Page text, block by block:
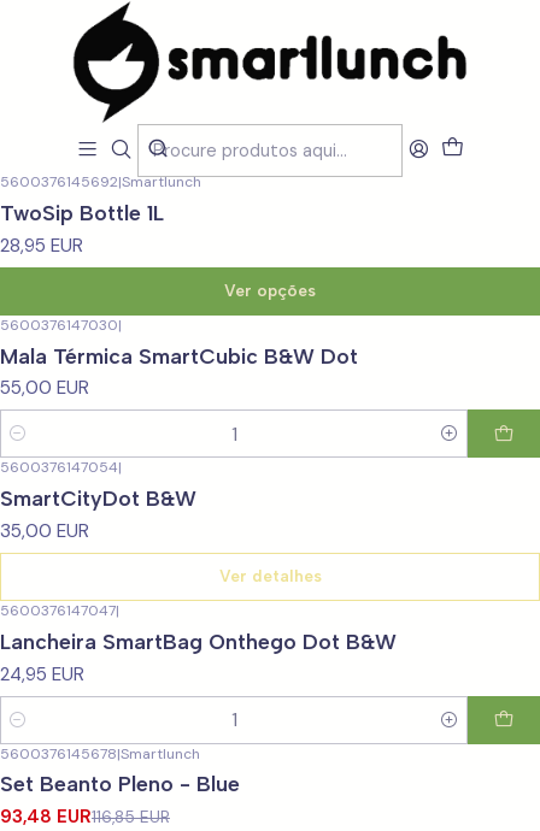
CARACTERISTICAS
Novidades
Filtros
5600376145692|Smartlunch
TwoSip Bottle 1L
28,95 EUR
Ver opções
5600376147030|
Mala Térmica SmartCubic B&W Dot
55,00 EUR
Quantidade
Não Disponível
5600376147054|
SmartCityDot B&W
35,00 EUR
Ver detalhes
5600376147047|
Lancheira SmartBag Onthego Dot B&W
24,95 EUR
Quantidade
-20%DESCONTO
5600376145678|Smartlunch
Set Beanto Pleno - Blue
93,48 EUR116,85 EUR